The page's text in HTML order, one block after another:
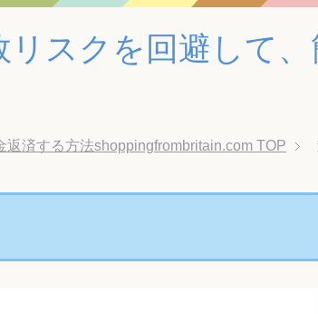
スクを回避して
済する方法shoppingfrombritain.com TOP